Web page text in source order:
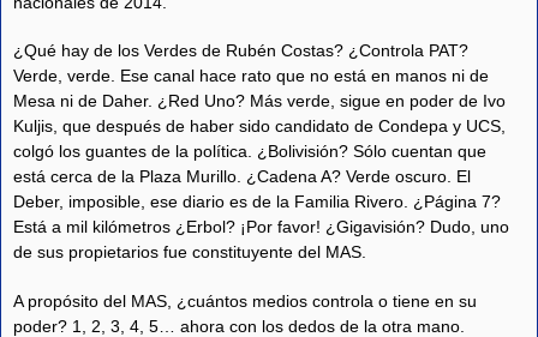
¿Qué hay de los Verdes de Rubén Costas? ¿Controla PAT?
Verde, verde. Ese canal hace rato que no está en manos ni de
Mesa ni de Daher. ¿Red Uno? Más verde, sigue en poder de Ivo
Kuljis, que después de haber sido candidato de Condepa y UCS,
colgó los guantes de la política. ¿Bolivisión? Sólo cuentan que
está cerca de la Plaza Murillo. ¿Cadena A? Verde oscuro. El
Deber, imposible, ese diario es de la Familia Rivero. ¿Página 7?
Está a mil kilómetros ¿Erbol? ¡Por favor! ¿Gigavisión? Dudo, uno
de sus propietarios fue constituyente del MAS.
A propósito del MAS, ¿cuántos medios controla o tiene en su
poder? 1, 2, 3, 4, 5… ahora con los dedos de la otra mano.